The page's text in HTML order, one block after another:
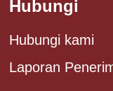
Hubungi
Hubungi kami
Laporan